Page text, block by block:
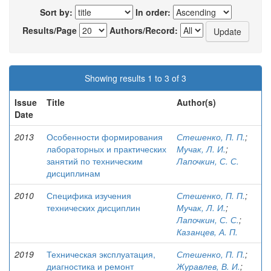
Sort by:
In order:
Results/Page
Authors/Record:
Showing results 1 to 3 of 3
Issue
Date
Title Author(s)
2013
Особенности формирования
лабораторных и практических
занятий по техническим
дисциплинам
Стешенко, П. П.;
Мучак, Л. И.;
Лапочкин, С. С.
2010
Специфика изучения
технических дисциплин
Стешенко, П. П.;
Мучак, Л. И.;
Лапочкин, С. С.;
Казанцев, А. П.
2019
Техническая эксплуатация,
диагностика и ремонт
Стешенко, П. П.;
Журавлев, В. И.;